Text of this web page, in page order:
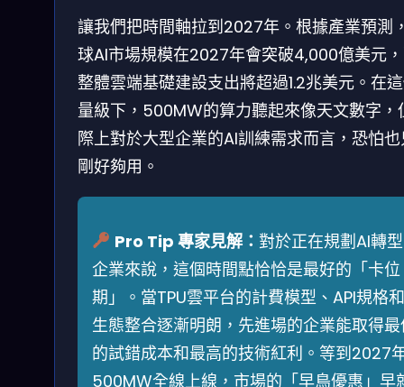
讓我們把時間軸拉到2027年。根據產業預測
球AI市場規模在2027年會突破4,000億美元
整體雲端基礎建設支出將超過1.2兆美元。在
量級下，500MW的算力聽起來像天文數字，
際上對於大型企業的AI訓練需求而言，恐怕
剛好夠用。
Pro Tip 專家見解： 對於正在規劃AI轉
企業來說，這個時間點恰恰是最好的「卡位
期」。當TPU雲平台的計費模型、API規格和
生態整合逐漸明朗，先進場的企業能取得
的試錯成本和最高的技術紅利。等到2027
500MW全線上線，市場的「早鳥優惠」早